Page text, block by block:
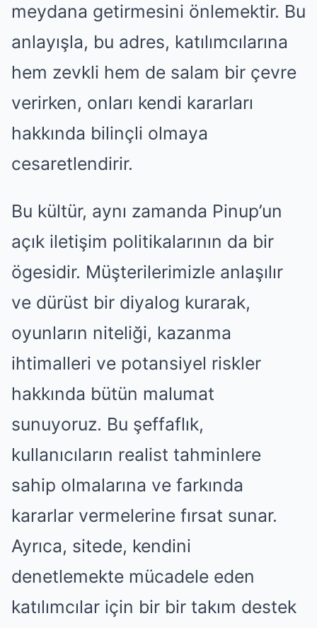
meydana getirmesini önlemektir. Bu
anlayışla, bu adres, katılımcılarına
hem zevkli hem de salam bir çevre
verirken, onları kendi kararları
hakkında bilinçli olmaya
cesaretlendirir.
Bu kültür, aynı zamanda Pinup’un
açık iletişim politikalarının da bir
ögesidir. Müşterilerimizle anlaşılır
ve dürüst bir diyalog kurarak,
oyunların niteliği, kazanma
ihtimalleri ve potansiyel riskler
hakkında bütün malumat
sunuyoruz. Bu şeffaflık,
kullanıcıların realist tahminlere
sahip olmalarına ve farkında
kararlar vermelerine fırsat sunar.
Ayrıca, sitede, kendini
denetlemekte mücadele eden
katılımcılar için bir bir takım destek